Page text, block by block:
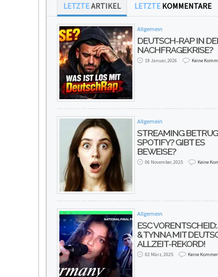
LETZTEARTIKEL LETZTE KOMMENTARE
Allgemein
DEUTSCH-RAP IN
NACHFRAGEKRISE?
19 Januar, 2026 Keine
Allgemein
STREAMING
SPOTIFY? GIBT ES
BEWEISE?
06 November, 2025 Keine
Allgemein
ESC
& TYNNA MIT
ALLZEIT-REKORD!
02 März, 2025 Keine